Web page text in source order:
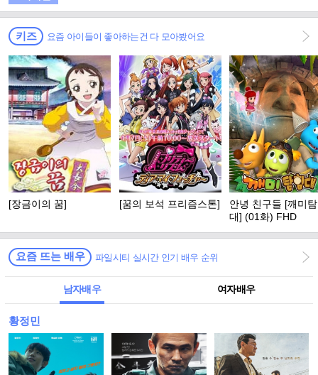
키즈 요즘 아이들이 좋아하는건 다 모아봤어요
[장금이의 꿈] [꿈의 보석 프리즘스톤]
안녕 친구들 [깨미
대] (01화) FHD
요즘 뜨는 배우 파일시티 실시간 인기 배우 순위
남자배우 여자배우
황정민